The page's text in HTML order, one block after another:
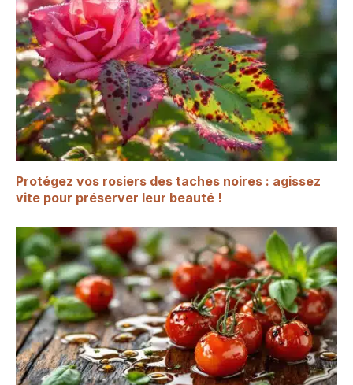
Protégez vos rosiers des taches noires : agissez
vite pour préserver leur beauté !